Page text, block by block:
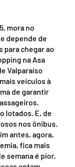
mora no
depende de
para chegar ao
na Asa
Valparaíso
veículos à
de garantir
lotados. E, de
nos ônibus.
antes, agora,
fica mais
semana é pior.